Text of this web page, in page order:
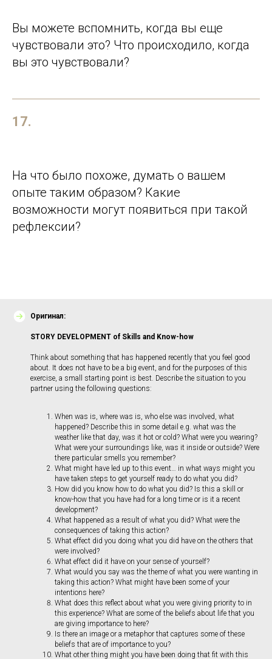
Вы можете вспомнить, когда вы еще
чувствовали это? Что происходило, когда
вы это чувствовали?
17.
На что было похоже, думать о вашем
опыте таким образом? Какие
возможности могут появиться при такой
рефлексии?
Оригинал:
STORY DEVELOPMENT of Skills and Know-how
Think about something that has happened recently that you feel good
about. It does not have to be a big event, and for the purposes of this
exercise, a small starting point is best. Describe the situation to you
partner using the following questions:
When was is, where was is, who else was involved, what
happened? Describe this in some detail e.g. what was the
weather like that day, was it hot or cold? What were you wearing?
What were your surroundings like, was it inside or outside? Were
there particular smells you remember?
What might have led up to this event… in what ways might you
have taken steps to get yourself ready to do what you did?
How did you know how to do what you did? Is this a skill or
know-how that you have had for a long time or is it a recent
development?
What happened as a result of what you did? What were the
consequences of taking this action?
What effect did you doing what you did have on the others that
were involved?
What effect did it have on your sense of yourself?
What would you say was the theme of what you were wanting in
taking this action? What might have been some of your
intentions here?
What does this reflect about what you were giving priority to in
this experience? What are some of the beliefs about life that you
are giving importance to here?
Is there an image or a metaphor that captures some of these
beliefs that are of importance to you?
What other thing might you have been doing that fit with this